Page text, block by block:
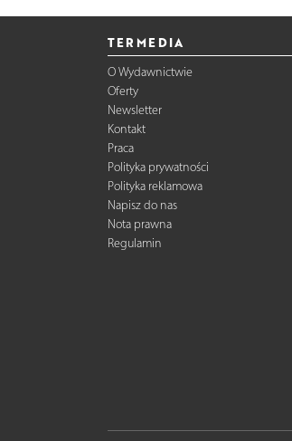
TERMEDIA
O Wydawnictwie
Oferty
Newsletter
Kontakt
Praca
Polityka prywatności
Polityka reklamowa
Napisz do nas
Nota prawna
Regulamin